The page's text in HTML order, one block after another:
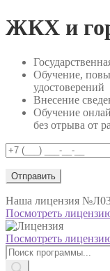
ЖКХ и
Обучение,
удостоверений
Внесение
Обучение
без отрыва от
Наша лицензия
Посмотреть
Посмотреть
Поиск
товаров